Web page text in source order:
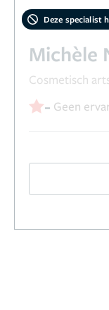
Deze specialist
Michèle
Cosmetisch
- Geen